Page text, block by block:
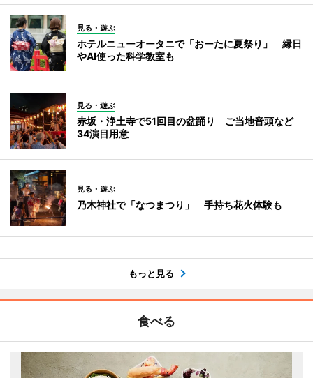
見る・遊ぶ
ホテルニューオータニで「おーたに夏祭り」 縁日
やAI使った科学教室も
見る・遊ぶ
赤坂・浄土寺で51回目の盆踊り ご当地音頭など
34演目用意
見る・遊ぶ
乃木神社で「なつまつり」 手持ち花火体験も
もっと見る
食べる